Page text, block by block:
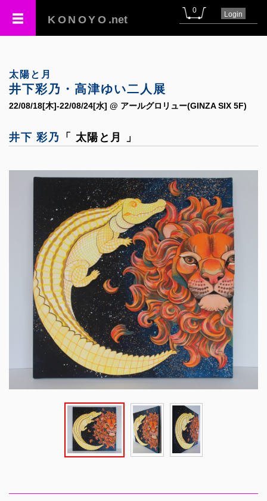
KONOYO .net
0 Login
太陽と月
井下彩乃・高津ゆい二人展
22/08/18[木]-22/08/24[水] @ アールグロリュー(GINZA SIX 5F)
井下 彩乃 「 太陽と月 」